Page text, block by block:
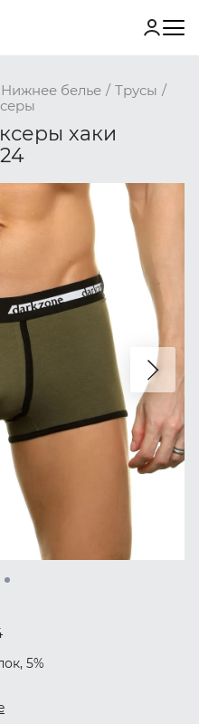
Нижнее белье / Трусы /
хаки
5%